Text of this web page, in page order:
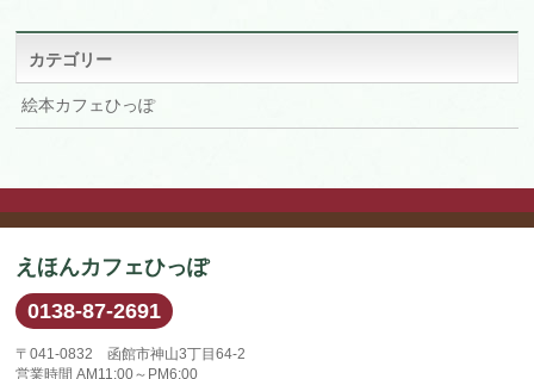
カテゴリー
絵本カフェひっぽ
えほんカフェひっぽ
0138-87-2691
〒041-0832 函館市神山3丁目64-2
営業時間 AM11:00～PM6:00